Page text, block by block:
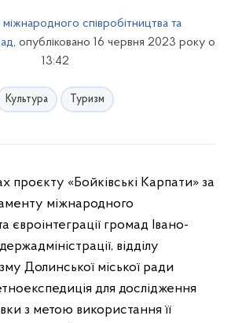
співробітництва та
, опубліковано 16 червня 2023 року о
13:42
Культура Туризм
проєкту «Бойківські Карпати» за
міжнародного
євроінтеграції громад Івано-
відділу
Долинської міської ради
для дослідження
з метою використання її